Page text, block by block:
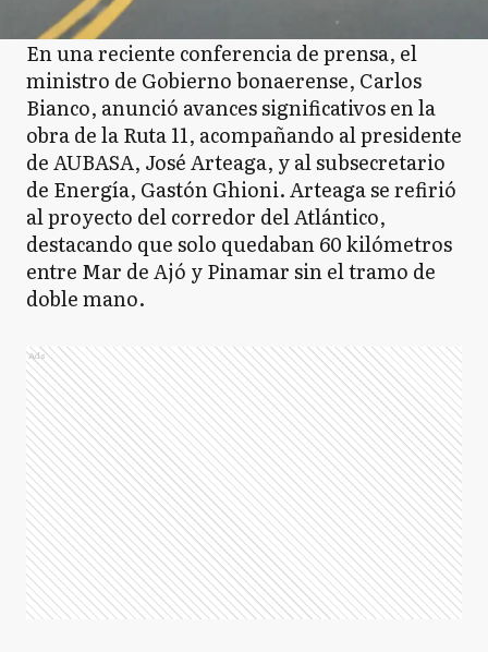
En una reciente conferencia de prensa, el
ministro de Gobierno bonaerense, Carlos
Bianco, anunció avances significativos en la
obra de la Ruta 11, acompañando al presidente
de AUBASA, José Arteaga, y al subsecretario
de Energía, Gastón Ghioni. Arteaga se refirió
al proyecto del corredor del Atlántico,
destacando que solo quedaban 60 kilómetros
entre Mar de Ajó y Pinamar sin el tramo de
doble mano.
Ads